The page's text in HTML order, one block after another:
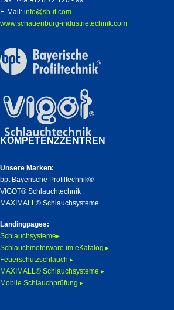
E-Mail: info@sb-it.com
www.schauenburg-industrietechnik.com
KOMPETENZZENTREN
Unsere Marken:
bpt Bayerische Profiltechnik®
VIGOT® Schlauchtechnik
MAXIMALL® Schlauchsysteme
Landingpages:
Schlauchsysteme▸
Schlauchmeterware im eKatalog ▸
Feuerschutzschlauch ▸
MAXIMALL® Schlauchsysteme ▸
Mobile Schlauchprüfung ▸